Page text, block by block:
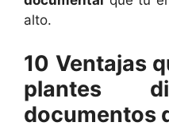
alto.
10 Ventajas
plantes
documentos